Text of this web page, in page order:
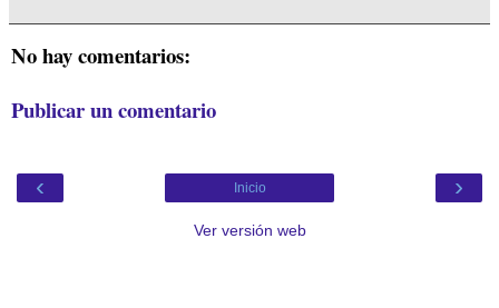
No hay comentarios:
Publicar un comentario
‹ ›
Inicio
Ver versión web